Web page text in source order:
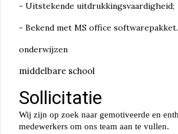
- Uitstekende uitdrukkingsvaardigheid;
- Bekend met MS office softwarepakket.
onderwijzen
middelbare school